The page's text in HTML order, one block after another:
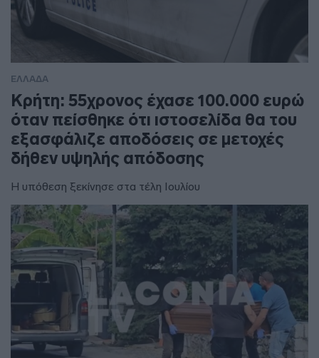
ΕΛΛΑΔΑ
Κρήτη: 55χρονος έχασε 100.000 ευρώ
όταν πείσθηκε ότι ιστοσελίδα θα του
εξασφάλιζε αποδόσεις σε μετοχές
δήθεν υψηλής απόδοσης
Η υπόθεση ξεκίνησε στα τέλη Ιουλίου